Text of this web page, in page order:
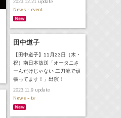
2023.12.21update
News - event
田中道子
【田中道子】11月23日（木・
祝）南日本放送「オータニさ
ーんだけじゃない 二刀流で頑
張ってます！」出演！
2023.11.9update
News - tv